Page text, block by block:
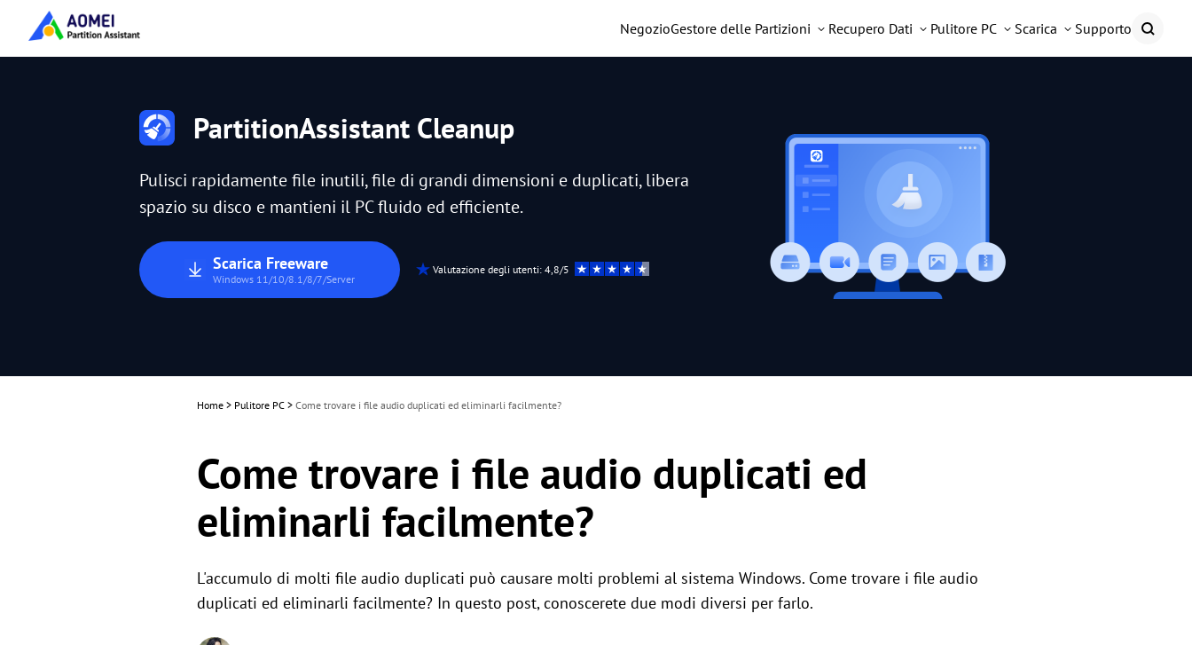
NegozioGestore delle Partizioni Recupero Dati Pulitore PC Scarica Supporto
PartitionAssistant Cleanup
Pulisci rapidamente file inutili, file di grandi dimensioni e duplicati, libera
spazio su disco e mantieni il PC fluido ed efficiente.
Scarica Freeware
Windows 11/10/8.1/8/7/Server
Valutazione degli utenti: 4,8/5
Home > Pulitore PC > Come trovare i file audio duplicati ed eliminarli facilmente?
Come trovare i file audio duplicati ed
eliminarli facilmente?
L'accumulo di molti file audio duplicati può causare molti problemi al sistema Windows. Come trovare i file audio
duplicati ed eliminarli facilmente? In questo post, conoscerete due modi diversi per farlo.